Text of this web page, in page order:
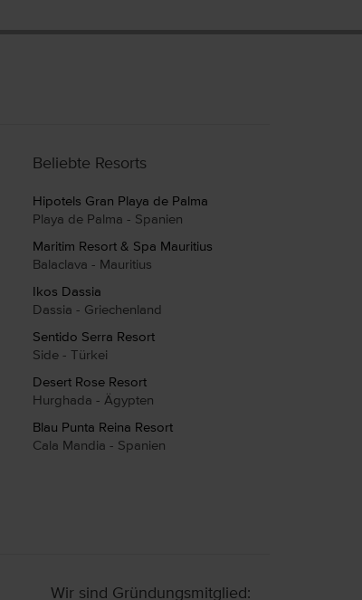
Beliebte Resorts
Hipotels Gran Playa de Palma
Playa de Palma - Spanien
Maritim Resort & Spa Mauritius
Balaclava - Mauritius
Ikos Dassia
Dassia - Griechenland
Sentido Serra Resort
Side - Türkei
Desert Rose Resort
Hurghada - Ägypten
Blau Punta Reina Resort
Cala Mandia - Spanien
Wir sind Gründungsmitglied: